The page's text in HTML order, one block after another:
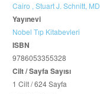
Cairo , Stuart J. Schnitt,
Yayınevi
Nobel Tıp Kitabevleri
ISBN
9786053355328
Cilt / Sayfa Sayısı
1 Cilt / 624 Sayfa